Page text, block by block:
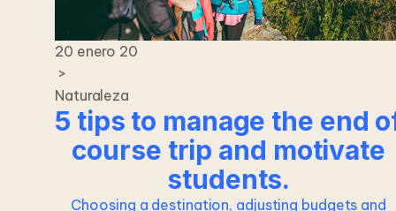
20 enero 20
>
Naturaleza
5 tips to manage the end
course trip and motivate
students.
Choosing a destination, adjusting budgets and